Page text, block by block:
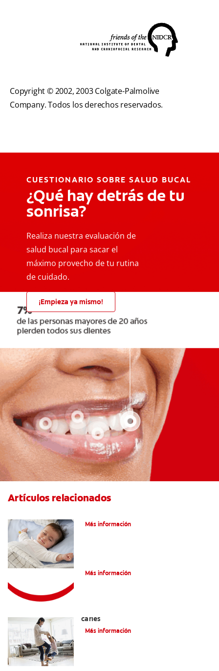
Copyright © 2002, 2003 Colgate-Palmolive
Company. Todos los derechos reservados.
CUESTIONARIO SOBRE SALUD BUCAL
¿Qué hay detrás de tu
sonrisa?
Realiza nuestra evaluación de
salud bucal para sacar el
máximo provecho de tu rutina
de cuidado.
¡Empieza ya mismo!
Artículos relacionados
Más información
Más información
caries
Más información